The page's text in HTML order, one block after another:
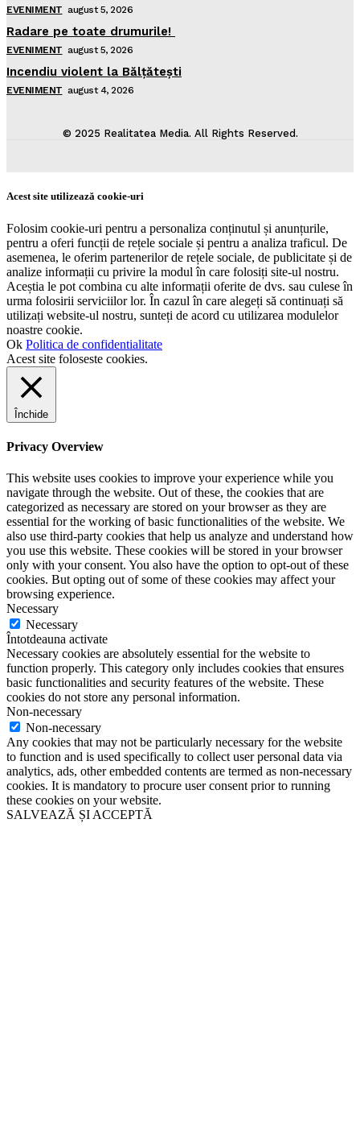
EVENIMENT august 5, 2026
Radare pe toate drumurile!
EVENIMENT august 5, 2026
Incendiu violent la Bălţăteşti
EVENIMENT august 4, 2026
© 2025 Realitatea Media. All Rights Reserved.
Acest site utilizează cookie-uri
Folosim cookie-uri pentru a personaliza conținutul și anunțurile,
pentru a oferi funcții de rețele sociale și pentru a analiza traficul. De
asemenea, le oferim partenerilor de rețele sociale, de publicitate și de
analize informații cu privire la modul în care folosiți site-ul nostru.
Aceștia le pot combina cu alte informații oferite de dvs. sau culese în
urma folosirii serviciilor lor. În cazul în care alegeți să continuați să
utilizați website-ul nostru, sunteți de acord cu utilizarea modulelor
noastre cookie.
Ok Politica de confidentialitate
Acest site foloseste cookies.
Închide
Privacy Overview
This website uses cookies to improve your experience while you
navigate through the website. Out of these, the cookies that are
categorized as necessary are stored on your browser as they are
essential for the working of basic functionalities of the website. We
also use third-party cookies that help us analyze and understand how
you use this website. These cookies will be stored in your browser
only with your consent. You also have the option to opt-out of these
cookies. But opting out of some of these cookies may affect your
browsing experience.
Necessary
Necessary
Întotdeauna activate
Necessary cookies are absolutely essential for the website to
function properly. This category only includes cookies that ensures
basic functionalities and security features of the website. These
cookies do not store any personal information.
Non-necessary
Non-necessary
Any cookies that may not be particularly necessary for the website
to function and is used specifically to collect user personal data via
analytics, ads, other embedded contents are termed as non-necessary
cookies. It is mandatory to procure user consent prior to running
these cookies on your website.
SALVEAZĂ ȘI ACCEPTĂ